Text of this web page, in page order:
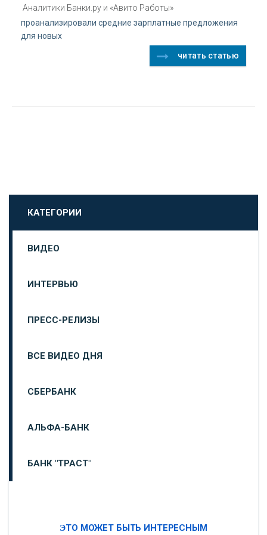
Аналитики Банки.ру и «Авито Работы»
проанализировали средние зарплатные предложения
для новых
читать статью
КАТЕГОРИИ
ВИДЕО
ИНТЕРВЬЮ
ПРЕСС-РЕЛИЗЫ
ВСЕ ВИДЕО ДНЯ
СБЕРБАНК
АЛЬФА-БАНК
БАНК "ТРАСТ"
ЭТО МОЖЕТ БЫТЬ ИНТЕРЕСНЫМ